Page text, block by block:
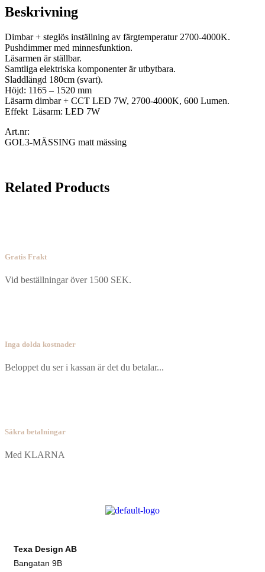
Beskrivning
Dimbar + steglös inställning av färgtemperatur 2700-4000K.
Pushdimmer med minnesfunktion.
Läsarmen är ställbar.
Samtliga elektriska komponenter är utbytbara.
Sladdlängd 180cm (svart).
Höjd: 1165 – 1520 mm
Läsarm dimbar + CCT LED 7W, 2700-4000K, 600 Lumen.
Effekt Läsarm: LED 7W
Art.nr:
GOL3-MÄSSING matt mässing
Related Products
Gratis Frakt
Vid beställningar över 1500 SEK.
Inga dolda kostnader
Beloppet du ser i kassan är det du betalar...
Säkra betalningar
Med KLARNA
Texa Design AB
Bangatan 9B